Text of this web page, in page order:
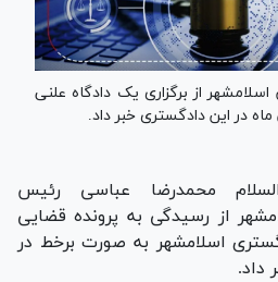
از برگزاری یک دادگاه علنی
محمدرضا عباسی رئیس
از رسیدگی به پرونده قضایی
اسلامشهر به صورت برخط در